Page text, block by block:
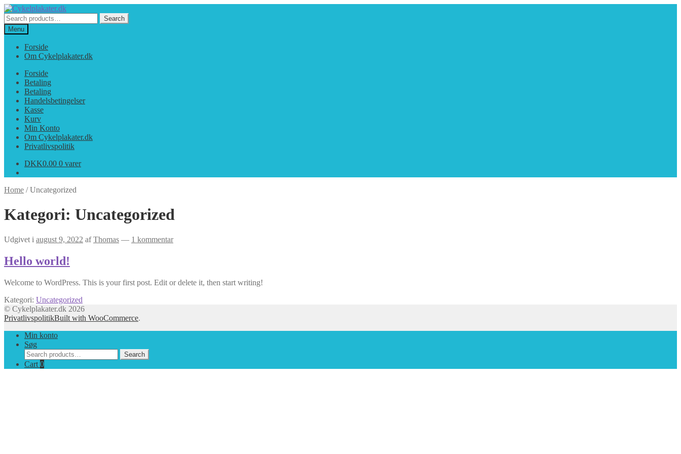
Spring
til
navigation
Spring
til
indhold
Search
for:
Search
Menu
Forside
Om Cykelplakater.dk
Forside
Betaling
Betaling
Handelsbetingelser
Kasse
Kurv
Min Konto
Om Cykelplakater.dk
Privatlivspolitik
DKK0.00 0 varer
Home /Uncategorized
Kategori: Uncategorized
Udgivet i august 9, 2022 afThomas — 1 kommentar
Hello world!
Welcome to WordPress. This is your first post. Edit or delete it, then start writing!
Kategori: Uncategorized
© Cykelplakater.dk 2026
PrivatlivspolitikBuilt with WooCommerce.
Min konto
Søg
Search
for:
Search
Cart 0